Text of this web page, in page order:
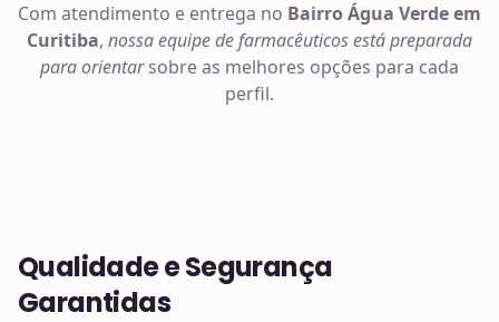
Com atendimento e entrega no Bairro Água Verde em
Curitiba, nossa equipe de farmacêuticos está preparada
para orientarsobre as melhores opções para cada
perfil.
Qualidade e Segurança
Garantidas